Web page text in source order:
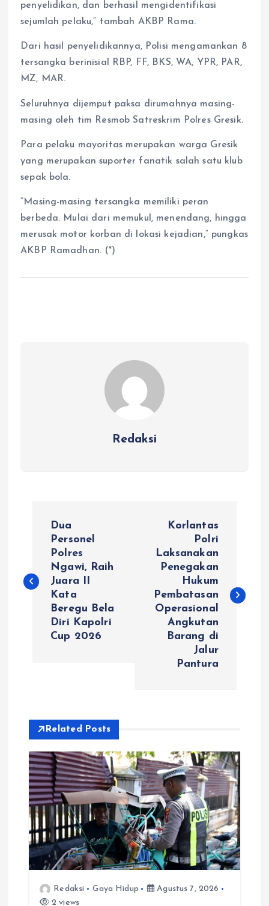
penyelidikan, dan berhasil mengidentifikasi
sejumlah pelaku,” tambah AKBP Rama.
Dari hasil penyelidikannya, Polisi mengamankan 8
tersangka berinisial RBP, FF, BKS, WA, YPR, PAR,
MZ, MAR.
Seluruhnya dijemput paksa dirumahnya masing-
masing oleh tim Resmob Satreskrim Polres Gresik.
Para pelaku mayoritas merupakan warga Gresik
yang merupakan suporter fanatik salah satu klub
sepak bola.
“Masing-masing tersangka memiliki peran
berbeda. Mulai dari memukul, menendang, hingga
merusak motor korban di lokasi kejadian,” pungkas
AKBP Ramadhan. (*)
Redaksi
v
p
o
s
Dua
Personel
Polres
Ngawi, Raih
Juara II
Kata
Beregu Bela
Diri Kapolri
Cup 2026
Korlantas
Polri
Laksanakan
Penegakan
Hukum
Pembatasan
Operasional
Angkutan
Barang di
Jalur
Pantura
Related Posts
Redaksi Gaya Hidup
Agustus 7, 2026
2 views